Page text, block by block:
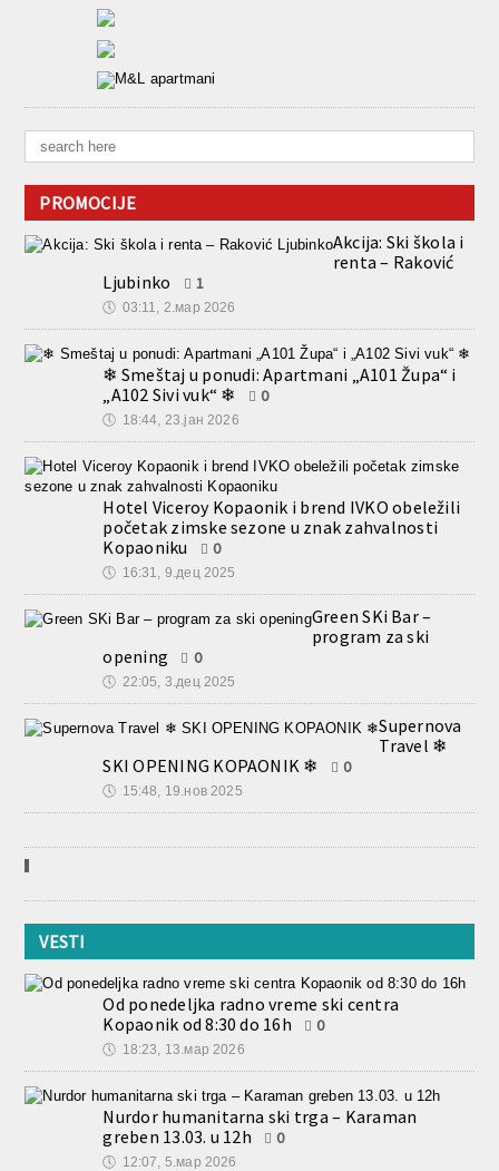
PROMOCIJE
Akcija: Ski škola i
renta – Raković
Ljubinko
1
🕔 03:11, 2.мар 2026
❄ Smeštaj u ponudi: Apartmani „A101 Župa“ i
„A102 Sivi vuk“ ❄
0
🕔 18:44, 23.јан 2026
Hotel Viceroy Kopaonik i brend IVKO obeležili
početak zimske sezone u znak zahvalnosti
Kopaoniku
0
🕔 16:31, 9.дец 2025
Green SKi Bar –
program za ski
opening
0
🕔 22:05, 3.дец 2025
Supernova
Travel ❄
SKI OPENING KOPAONIK ❄
0
🕔 15:48, 19.нов 2025
VESTI
Od ponedeljka radno vreme ski centra
Kopaonik od 8:30 do 16h
0
🕔 18:23, 13.мар 2026
Nurdor humanitarna ski trga – Karaman
greben 13.03. u 12h
0
🕔 12:07, 5.мар 2026